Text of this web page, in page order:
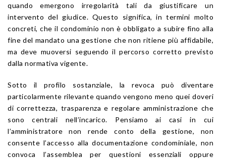
quando emergono irregolarità tali da giustificare un
intervento del giudice. Questo significa, in termini molto
concreti, che il condominio non è obbligato a subire fino alla
fine del mandato una gestione che non ritiene più affidabile,
ma deve muoversi seguendo il percorso corretto previsto
dalla normativa vigente.
Sotto il profilo sostanziale, la revoca può diventare
particolarmente rilevante quando vengono meno quei doveri
di correttezza, trasparenza e regolare amministrazione che
sono centrali nell’incarico. Pensiamo ai casi in cui
l’amministratore non rende conto della gestione, non
consente l’accesso alla documentazione condominiale, non
convoca l’assemblea per questioni essenziali oppure